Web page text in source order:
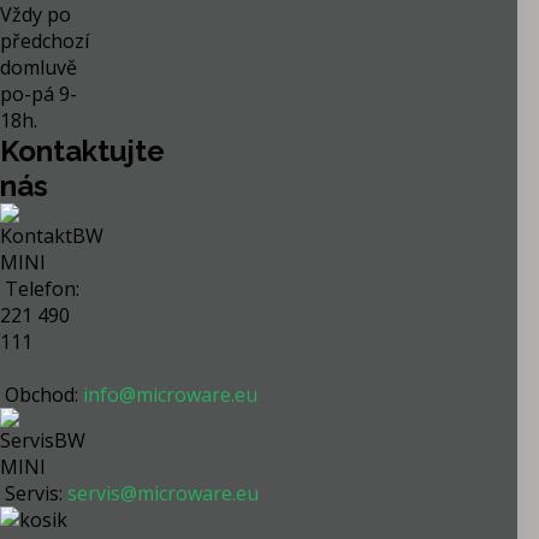
Vždy po
předchozí
domluvě
po-pá 9-
18h.
Kontaktujte
nás
Telefon:
221 490
111
Obchod: info@microware.eu
Servis: servis@microware.eu